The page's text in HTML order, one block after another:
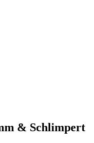
& Schlimpert